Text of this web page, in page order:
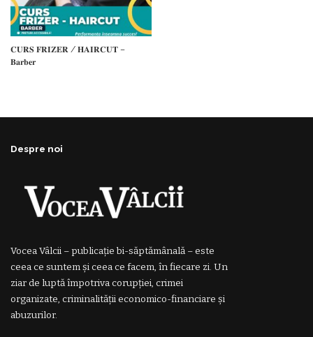
𝐂𝐔𝐑𝐒 𝐅𝐑𝐈𝐙𝐄𝐑 / 𝐇𝐀𝐈𝐑𝐂𝐔𝐓 –
𝐁𝐚𝐫𝐛𝐞𝐫
Despre noi
Vocea Vâlcii – publicație bi-săptămânală – este
ceea ce suntem și ceea ce facem, în fiecare zi. Un
ziar de luptă împotriva corupției, crimei
organizate, criminalității economico-financiare și
abuzurilor.